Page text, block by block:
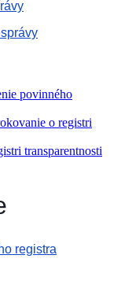
povinného
o registri
transparentnosti
registra